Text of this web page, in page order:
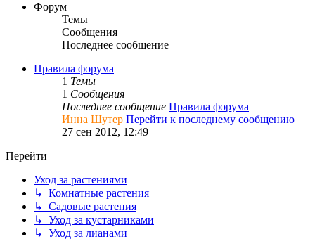
Форум
Темы
Сообщения
Последнее сообщение
Правила форума
1 Темы
1 Сообщения
Последнее сообщение Правила форума
Инна Шутер Перейти к последнему сообщению
27 сен 2012, 12:49
Перейти
Уход за растениями
↳ Комнатные растения
↳ Садовые растения
↳ Уход за кустарниками
↳ Уход за лианами